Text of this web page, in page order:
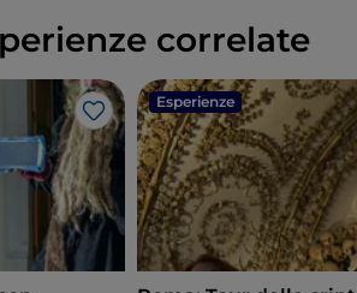
correlate
Like
Esperienze